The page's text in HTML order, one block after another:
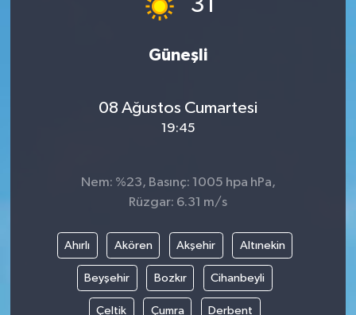
31
Güneşli
08 Ağustos Cumartesi
19:45
Nem: %23, Basınç: 1005 hpa hPa,
Rüzgar: 6.31 m/s
Ahırlı Akören Akşehir Altınekin
Beyşehir Bozkır Cihanbeyli
Çeltik Çumra Derbent